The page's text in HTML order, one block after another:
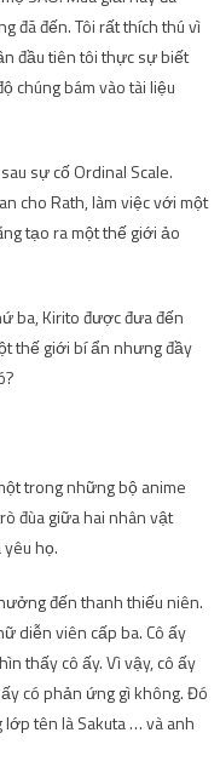
đã đến. Tôi rất thích thú vì
đầu tiên tôi thực sự biết
chúng bám vào tài liệu
sự cố Ordinal Scale.
cho Rath, làm việc với một
tạo ra một thế giới ảo
ba, Kirito được đưa đến
thế giới bí ẩn nhưng đầy
trong những bộ anime
đùa giữa hai nhân vật
họ.
đến thanh thiếu niên.
diễn viên cấp ba. Cô ấy
thấy cô ấy. Vì vậy, cô ấy
có phản ứng gì không. Đó
tên là Sakuta … và anh